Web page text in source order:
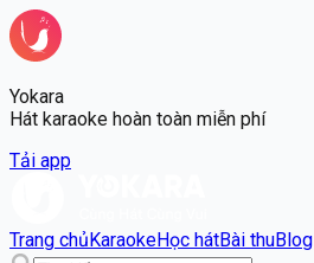
Yokara
Hát karaoke hoàn toàn miễn phí
Tải app
Trang chủKaraokeHọc hátBài thuBlog